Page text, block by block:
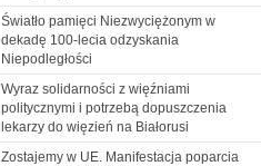
Światło pamięci Niezwyciężonym w
dekadę 100-lecia odzyskania
Niepodległości
Wyraz solidarności z więźniami
politycznymi i potrzebą dopuszczenia
lekarzy do więzień na Białorusi
Zostajemy w UE. Manifestacja poparcia